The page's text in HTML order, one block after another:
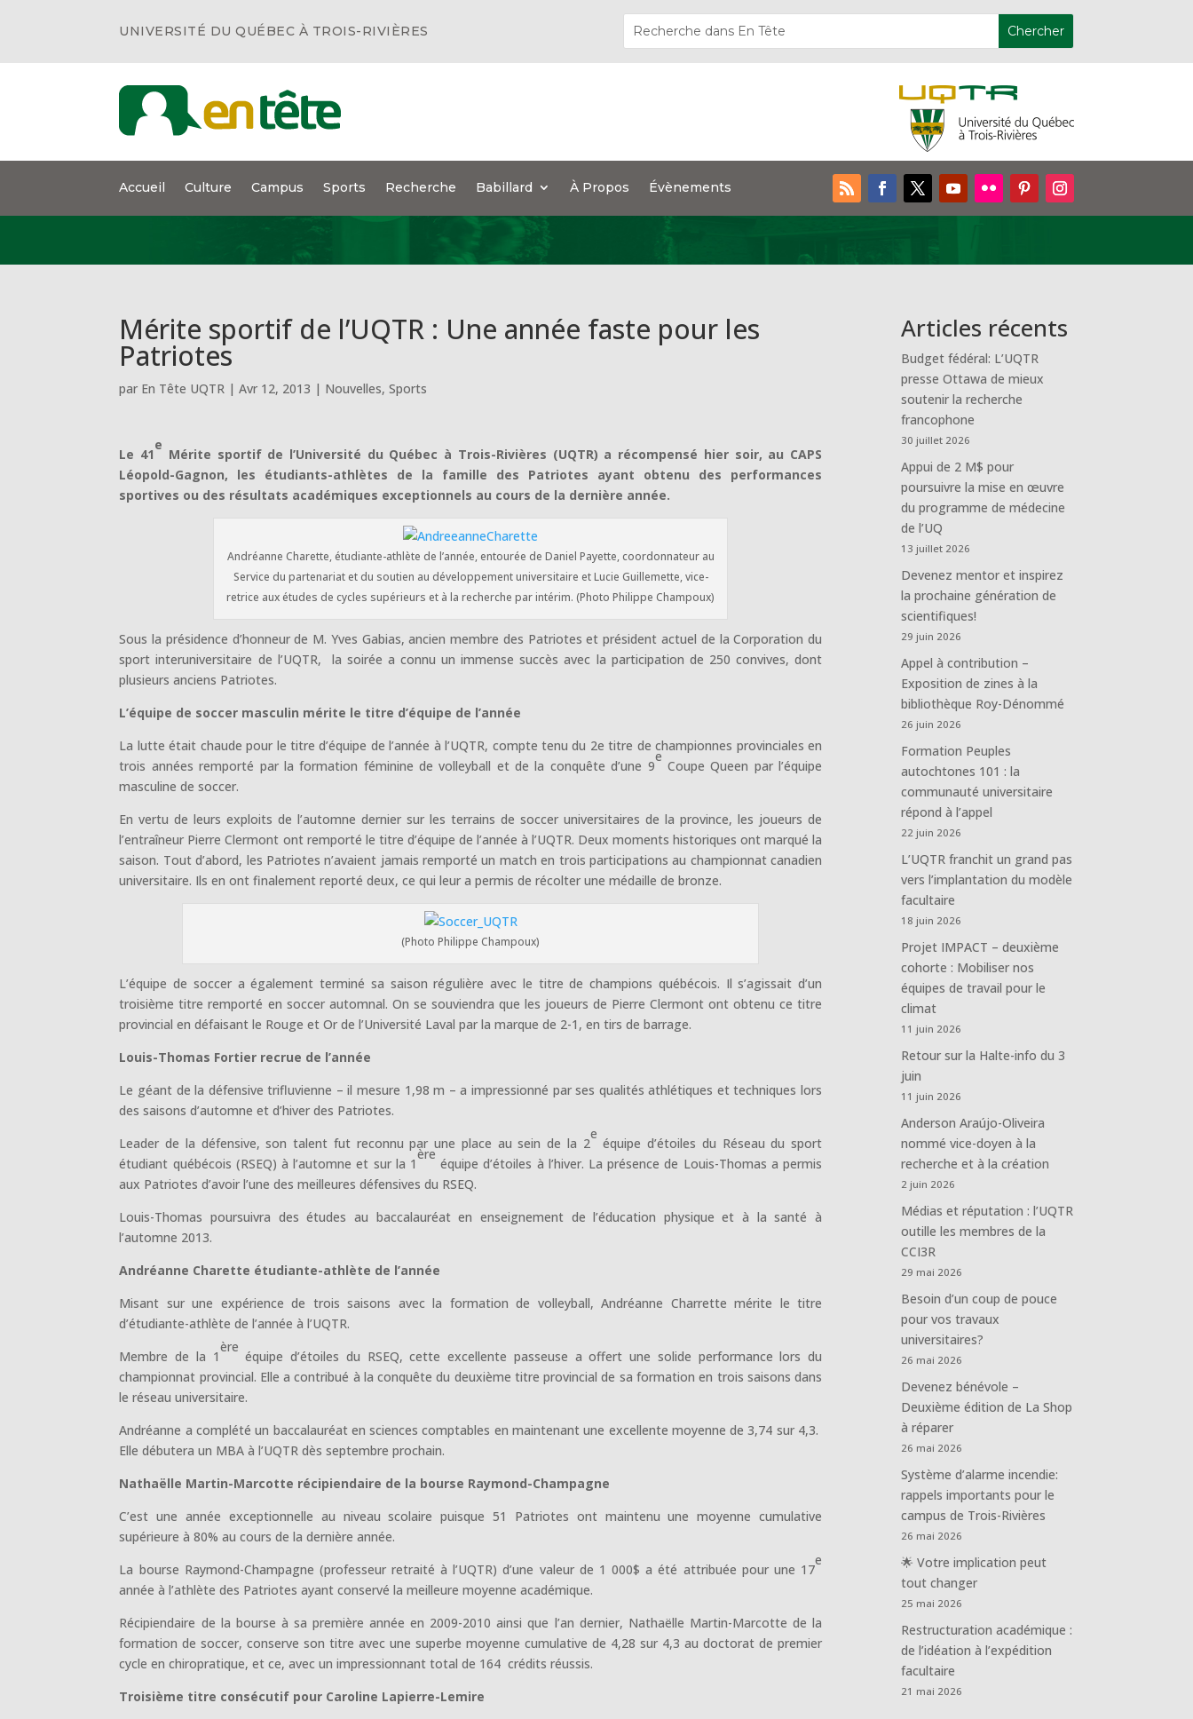
UNIVERSITÉ DU QUÉBEC À TROIS-RIVIÈRES
Accueil Culture Campus Sports Recherche Babillard À Propos Évènements
Mérite sportif de l’UQTR : Une année faste pour les
Patriotes
par En Tête UQTR |Avr 12, 2013 | Nouvelles,Sports
Le 41
e
Mérite sportif de l’Université du Québec à Trois-Rivières (UQTR) a récompensé hier soir, au CAPS
Léopold-Gagnon, les étudiants-athlètes de la famille des Patriotes ayant obtenu des performances
sportives ou des résultats académiques exceptionnels au cours de la dernière année.
Andréanne Charette, étudiante-athlète de l’année, entourée de Daniel Payette, coordonnateur au
Service du partenariat et du soutien au développement universitaire et Lucie Guillemette, vice-
retrice aux études de cycles supérieurs et à la recherche par intérim. (Photo Philippe Champoux)
Sous la présidence d’honneur de M. Yves Gabias, ancien membre des Patriotes et président actuel de la Corporation du
sport interuniversitaire de l’UQTR, la soirée a connu un immense succès avec la participation de 250 convives, dont
plusieurs anciens Patriotes.
L’équipe de soccer masculin mérite le titre d’équipe de l’année
La lutte était chaude pour le titre d’équipe de l’année à l’UQTR, compte tenu du 2e titre de championnes provinciales en
trois années remporté par la formation féminine de volleyball et de la conquête d’une 9
e
Coupe Queen par l’équipe
masculine de soccer.
En vertu de leurs exploits de l’automne dernier sur les terrains de soccer universitaires de la province, les joueurs de
l’entraîneur Pierre Clermont ont remporté le titre d’équipe de l’année à l’UQTR. Deux moments historiques ont marqué la
saison. Tout d’abord, les Patriotes n’avaient jamais remporté un match en trois participations au championnat canadien
universitaire. Ils en ont finalement reporté deux, ce qui leur a permis de récolter une médaille de bronze.
(Photo Philippe Champoux)
L’équipe de soccer a également terminé sa saison régulière avec le titre de champions québécois. Il s’agissait d’un
troisième titre remporté en soccer automnal. On se souviendra que les joueurs de Pierre Clermont ont obtenu ce titre
provincial en défaisant le Rouge et Or de l’Université Laval par la marque de 2-1, en tirs de barrage.
Louis-Thomas Fortier recrue de l’année
Le géant de la défensive trifluvienne – il mesure 1,98 m – a impressionné par ses qualités athlétiques et techniques lors
des saisons d’automne et d’hiver des Patriotes.
Leader de la défensive, son talent fut reconnu par une place au sein de la 2
e
équipe d’étoiles du Réseau du sport
étudiant québécois (RSEQ) à l’automne et sur la 1
ère
équipe d’étoiles à l’hiver. La présence de Louis-Thomas a permis
aux Patriotes d’avoir l’une des meilleures défensives du RSEQ.
Louis-Thomas poursuivra des études au baccalauréat en enseignement de l’éducation physique et à la santé à
l’automne 2013.
Andréanne Charette étudiante-athlète de l’année
Misant sur une expérience de trois saisons avec la formation de volleyball, Andréanne Charrette mérite le titre
d’étudiante-athlète de l’année à l’UQTR.
Membre de la 1
ère
équipe d’étoiles du RSEQ, cette excellente passeuse a offert une solide performance lors du
championnat provincial. Elle a contribué à la conquête du deuxième titre provincial de sa formation en trois saisons dans
le réseau universitaire.
Andréanne a complété un baccalauréat en sciences comptables en maintenant une excellente moyenne de 3,74 sur 4,3.
Elle débutera un MBA à l’UQTR dès septembre prochain.
Nathaëlle Martin-Marcotte récipiendaire de la bourse Raymond-Champagne
C’est une année exceptionnelle au niveau scolaire puisque 51 Patriotes ont maintenu une moyenne cumulative
supérieure à 80% au cours de la dernière année.
La bourse Raymond-Champagne (professeur retraité à l’UQTR) d’une valeur de 1 000$ a été attribuée pour une 17
e
année à l’athlète des Patriotes ayant conservé la meilleure moyenne académique.
Récipiendaire de la bourse à sa première année en 2009-2010 ainsi que l’an dernier, Nathaëlle Martin-Marcotte de la
formation de soccer, conserve son titre avec une superbe moyenne cumulative de 4,28 sur 4,3 au doctorat de premier
cycle en chiropratique, et ce, avec un impressionnant total de 164 crédits réussis.
Troisième titre consécutif pour Caroline Lapierre-Lemire
Articles récents
Budget fédéral: L’UQTR
presse Ottawa de mieux
soutenir la recherche
francophone
30 juillet 2026
Appui de 2 M$ pour
poursuivre la mise en œuvre
du programme de médecine
de l’UQ
13 juillet 2026
Devenez mentor et inspirez
la prochaine génération de
scientifiques!
29 juin 2026
Appel à contribution –
Exposition de zines à la
bibliothèque Roy-Dénommé
26 juin 2026
Formation Peuples
autochtones 101 : la
communauté universitaire
répond à l’appel
22 juin 2026
L’UQTR franchit un grand pas
vers l’implantation du modèle
facultaire
18 juin 2026
Projet IMPACT – deuxième
cohorte : Mobiliser nos
équipes de travail pour le
climat
11 juin 2026
Retour sur la Halte-info du 3
juin
11 juin 2026
Anderson Araújo-Oliveira
nommé vice-doyen à la
recherche et à la création
2 juin 2026
Médias et réputation : l’UQTR
outille les membres de la
CCI3R
29 mai 2026
Besoin d’un coup de pouce
pour vos travaux
universitaires?
26 mai 2026
Devenez bénévole –
Deuxième édition de La Shop
à réparer
26 mai 2026
Système d’alarme incendie:
rappels importants pour le
campus de Trois-Rivières
26 mai 2026
🌟 Votre implication peut
tout changer
25 mai 2026
Restructuration académique :
de l’idéation à l’expédition
facultaire
21 mai 2026